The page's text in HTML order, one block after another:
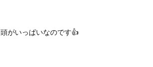
頭がいっぱいなのです👍